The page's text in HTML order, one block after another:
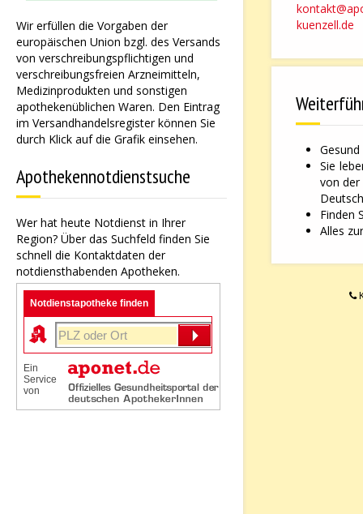
Wir erfüllen die Vorgaben der
europäischen Union bzgl. des Versands
von verschreibungspflichtigen und
verschreibungsfreien Arzneimitteln,
Medizinprodukten und sonstigen
apothekenüblichen Waren. Den Eintrag
im Versandhandelsregister können Sie
durch Klick auf die Grafik einsehen.
Apothekennotdienstsuche
Wer hat heute Notdienst in Ihrer
Region? Über das Suchfeld finden Sie
schnell die Kontaktdaten der
notdiensthabenden Apotheken.
Notdienstapotheke finden
Ein
Service
von
kuenzell.de
Sie
von der
Finden
Alles